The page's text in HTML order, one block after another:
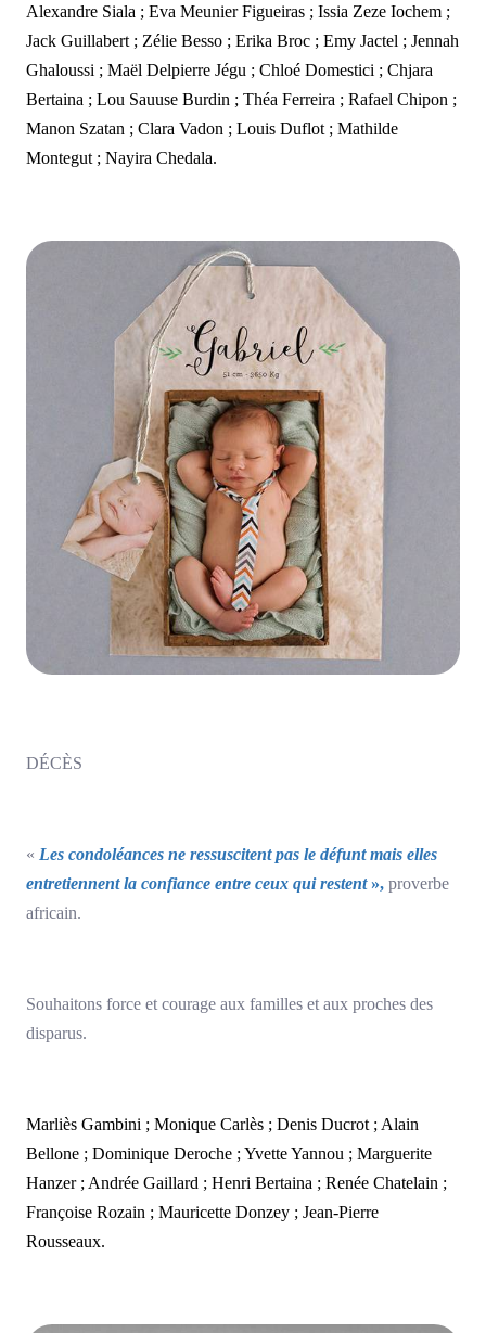
Alexandre Siala ; Eva Meunier Figueiras ; Issia Zeze Iochem ;
Jack Guillabert ; Zélie Besso ; Erika Broc ; Emy Jactel ; Jennah
Ghaloussi ; Maël Delpierre Jégu ; Chloé Domestici ; Chjara
Bertaina ; Lou Sauuse Burdin ; Théa Ferreira ; Rafael Chipon ;
Manon Szatan ; Clara Vadon ; Louis Duflot ; Mathilde
Montegut ; Nayira Chedala.
DÉCÈS
« Les condoléances ne ressuscitent pas le défunt mais elles
entretiennent la confiance entre ceux qui restent», proverbe
africain.
Souhaitons force et courage aux familles et aux proches des
disparus.
Marliès Gambini ; Monique Carlès ; Denis Ducrot ; Alain
Bellone ; Dominique Deroche ; Yvette Yannou ; Marguerite
Hanzer ; Andrée Gaillard ; Henri Bertaina ; Renée Chatelain ;
Françoise Rozain ; Mauricette Donzey ; Jean-Pierre
Rousseaux.